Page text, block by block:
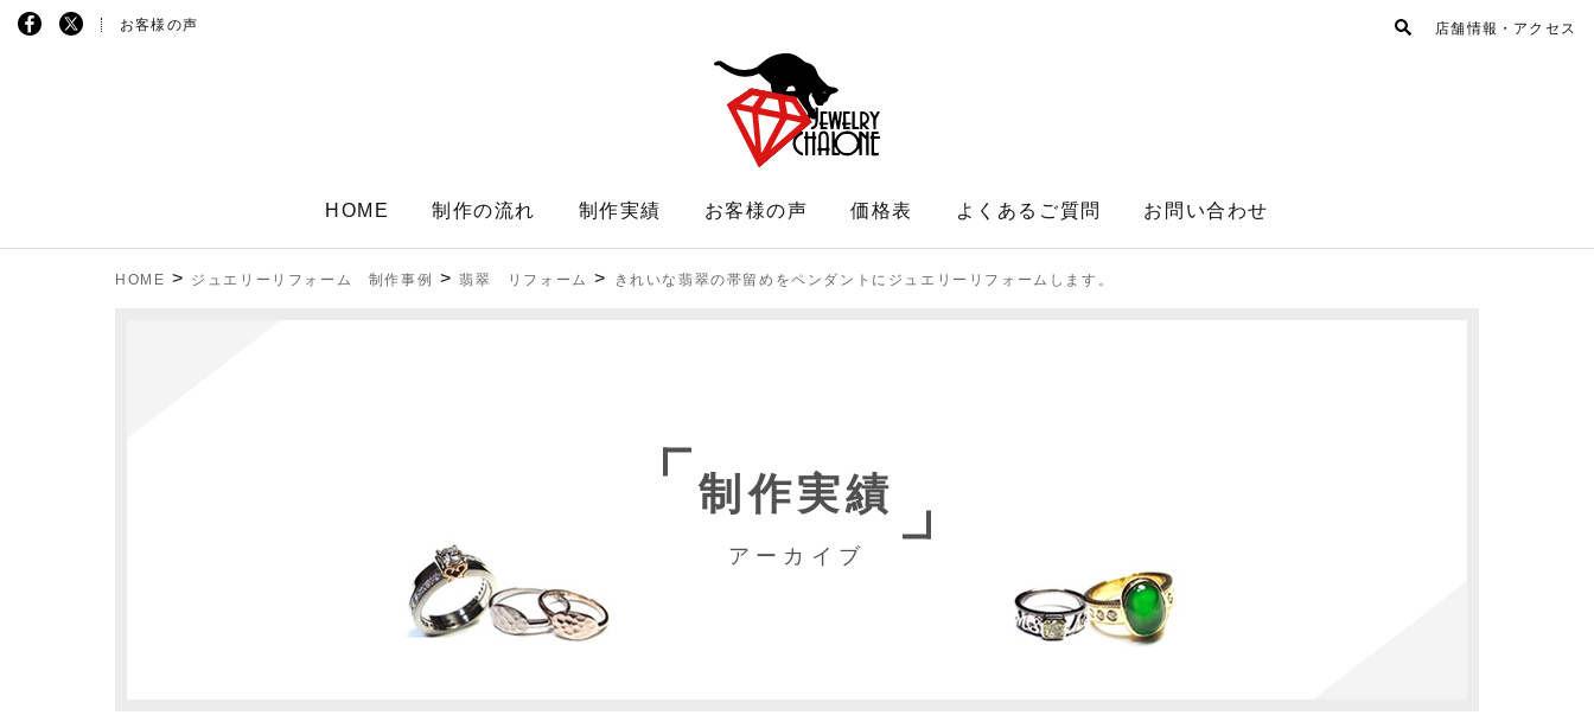
お客様の声 店舗情報・アクセス
HOME 制作の流れ 制作実績 お客様の声 価格表 よくあるご質問 お問い合わせ
HOME > ジュエリーリフォーム 制作事例 >翡翠 リフォーム > きれいな翡翠の帯留めをペンダントにジュエリーリフォームします。
制作実績
アーカイブ